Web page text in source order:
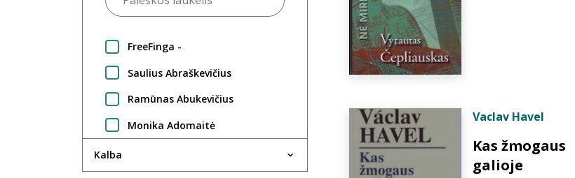
FreeFinga -
Saulius Abraškevičius
Ramūnas Abukevičius
Monika Adomaitė
Kalba
Vaclav Havel
Kas žmogaus
galioje